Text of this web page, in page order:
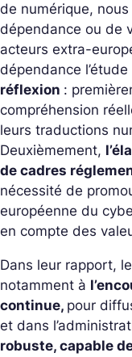
de numérique, nous
dépendance ou de
acteurs extra-
dépendance
réflexion :
compréhension
leurs traductions
Deuxièmement,
de cadres
nécessité de
européenne du
en compte des
Dans leur rapport,
notamment à
continue, pour
et dans
robuste, capable